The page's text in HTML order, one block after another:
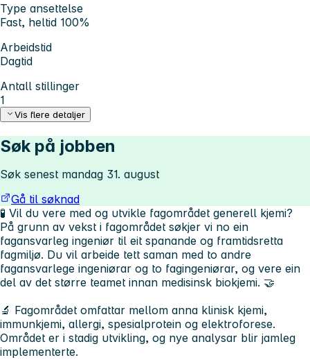
Type ansettelse
Fast, heltid 100%
Arbeidstid
Dagtid
Antall stillinger
1
Vis flere detaljer
Søk på jobben
Søk senest mandag 31. august
Gå til søknad
🧪 Vil du vere med og utvikle fagområdet generell kjemi?
På grunn av vekst i fagområdet søkjer vi no ein
fagansvarleg ingeniør til eit spanande og framtidsretta
fagmiljø. Du vil arbeide tett saman med to andre
fagansvarlege ingeniørar og to fagingeniørar, og vere ein
del av det større teamet innan medisinsk biokjemi. 🤝
🔬 Fagområdet omfattar mellom anna klinisk kjemi,
immunkjemi, allergi, spesialprotein og elektroforese.
Området er i stadig utvikling, og nye analysar blir jamleg
implementerte.